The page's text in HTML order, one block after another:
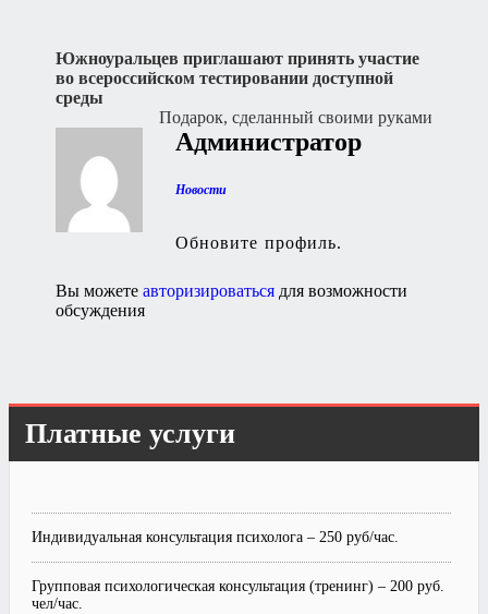
Навигация
по
записям
Южноуральцев приглашают принять участие
во всероссийском тестировании доступной
среды
Подарок, сделанный своими руками
Администратор
Новости
Обновите профиль.
Вы можетеавторизироваться для возможности
обсуждения
Платные услуги
Индивидуальная консультация психолога – 250 руб/час.
Групповая психологическая консультация (тренинг) – 200 руб.
чел/час.